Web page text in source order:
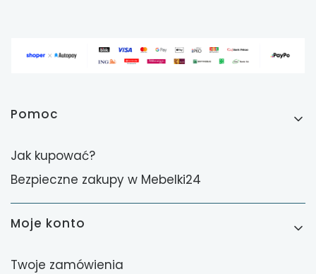
Linki w stopce
Pomoc
Jak kupować?
Bezpieczne zakupy w Mebelki24
Moje konto
Twoje zamówienia